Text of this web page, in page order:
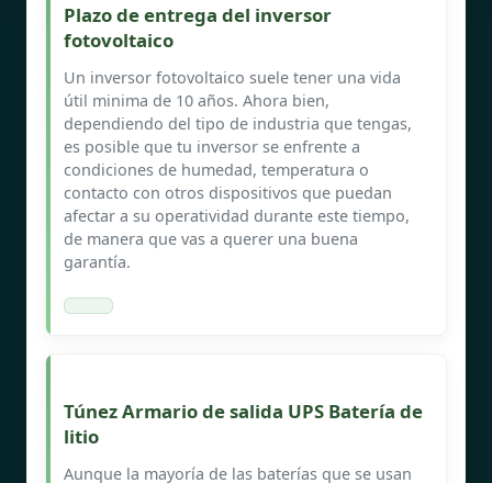
Plazo de entrega del inversor
fotovoltaico
Un inversor fotovoltaico suele tener una vida
útil minima de 10 años. Ahora bien,
dependiendo del tipo de industria que tengas,
es posible que tu inversor se enfrente a
condiciones de humedad, temperatura o
contacto con otros dispositivos que puedan
afectar a su operatividad durante este tiempo,
de manera que vas a querer una buena
garantía.
Túnez Armario de salida UPS Batería de
litio
Aunque la mayoría de las baterías que se usan